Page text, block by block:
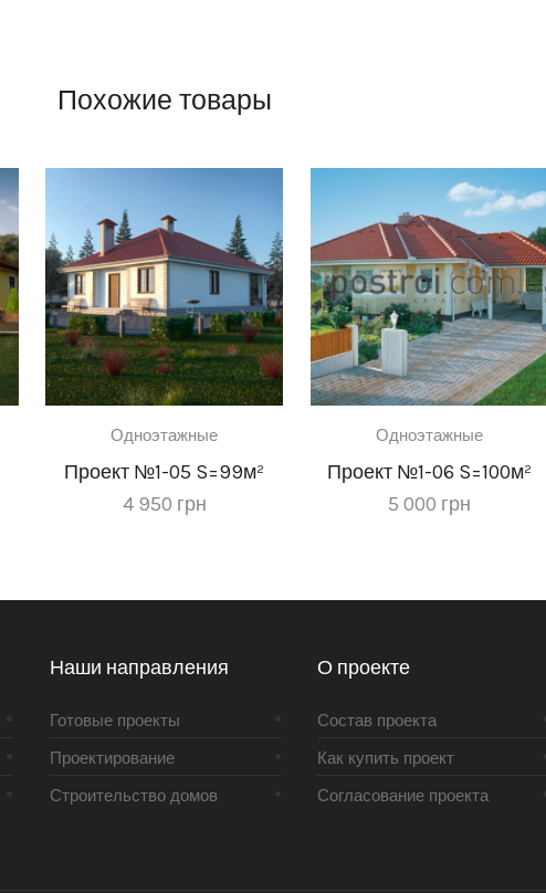
Похожие товары
Одноэтажные
Проект №1-05 S=99м²
4 950 грн
Одноэтажные
Проект №1-06 S=100м²
5 000 грн
Наши направления
Готовые проекты
Проектирование
Строительство домов
О проекте
Состав проекта
Как купить проект
Согласование проекта